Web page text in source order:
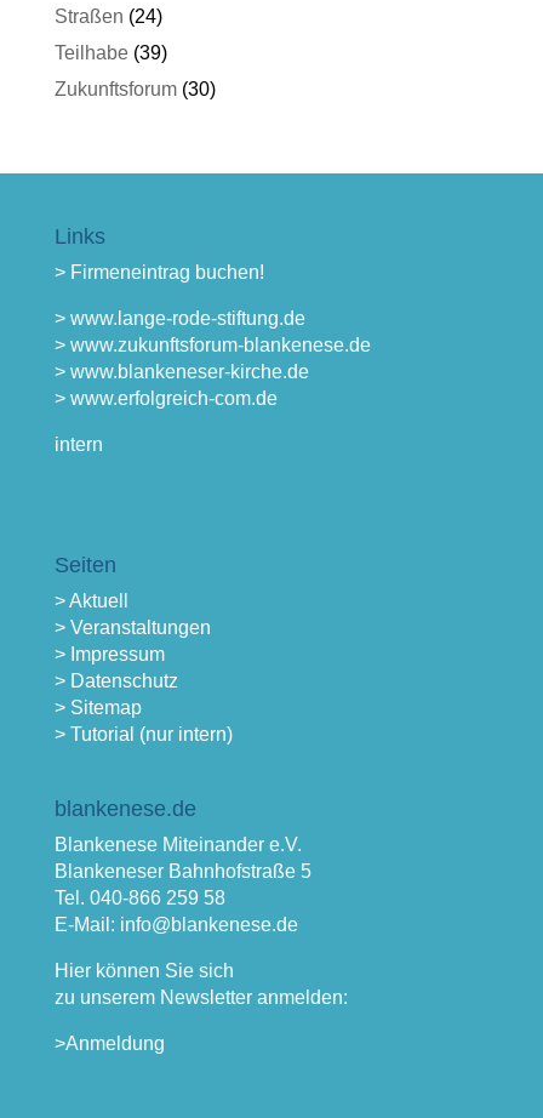
Straßen (24)
Teilhabe(39)
Zukunftsforum(30)
Links
> Firmeneintrag buchen!
> www.lange-rode-stiftung.de
> www.zukunftsforum-blankenese.de
> www.blankeneser-kirche.de
> www.erfolgreich-com.de
intern
Seiten
> Aktuell
> Veranstaltungen
> Impressum
> Datenschutz
> Sitemap
> Tutorial (nur intern)
blankenese.de
Blankenese Miteinander e.V.
Blankeneser Bahnhofstraße 5
Tel. 040-866 259 58
E-Mail: info@blankenese.de
Hier können Sie sich
zu unserem Newsletter anmelden:
>Anmeldung